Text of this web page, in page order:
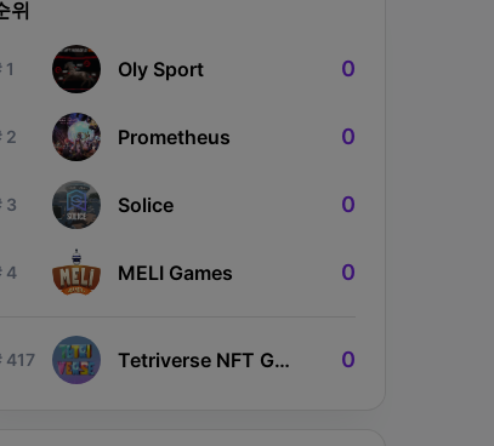
Karnage The Fabled
위
1 Oly Sport 0
2 Prometheus 0
3 Solice 0
4 MELI Games 0
417 Tetriverse NFT Game 0